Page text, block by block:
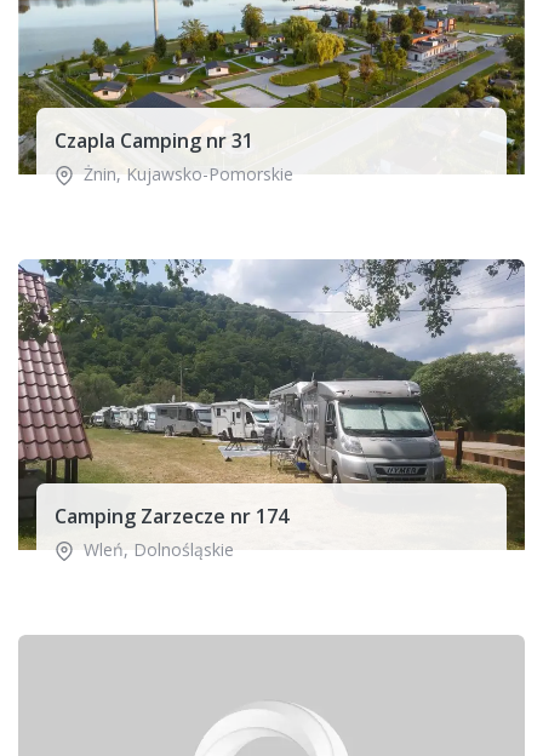
Czapla Camping nr 31
Żnin,Kujawsko-Pomorskie
Camping Zarzecze nr 174
Wleń, Dolnośląskie